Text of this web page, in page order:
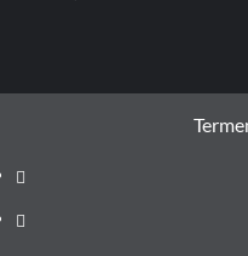
Prima
pagină
Știri